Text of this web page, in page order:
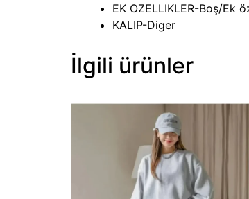
EK OZELLIKLER-Boş/Ek
KALIP-Diger
İlgili ürünler